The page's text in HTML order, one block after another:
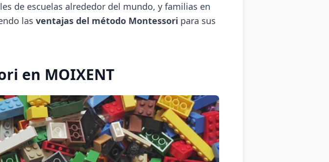
de escuelas alrededor del mundo, y familias en
las ventajas del método Montessori para sus
en MOIXENT